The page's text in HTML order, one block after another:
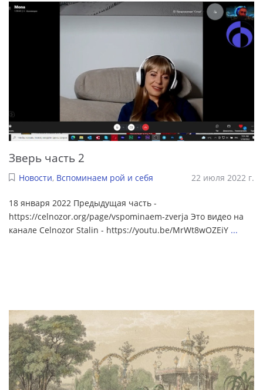
Зверь часть 2
Новости, Вспоминаем рой и себя 22 июля 2022 г.
18 января 2022 Предыдущая часть -
https://celnozor.org/page/vspominaem-zverja Это видео на
канале Celnozor Stalin - https://youtu.be/MrWt8wOZEiY ...